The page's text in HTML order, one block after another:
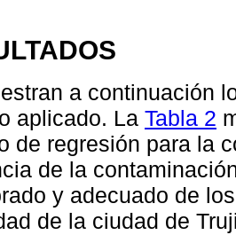
a continuación
aplicado. La Tabla 2
de regresión para la
de la
y adecuado de
de la ciudad de